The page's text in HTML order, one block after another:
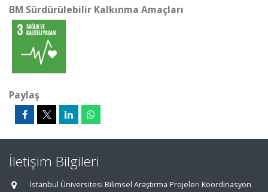
BM Sürdürülebilir Kalkınma Amaçları
Paylaş
İletişim Bilgileri
İstanbul Üniversitesi Bilimsel Araştırma Projeleri Koordinasyon